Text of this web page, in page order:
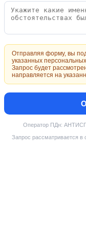
Отправляя форму, вы
указанных
Запрос будет
направляется на
Оператор ПДн:
Запрос рассматривается